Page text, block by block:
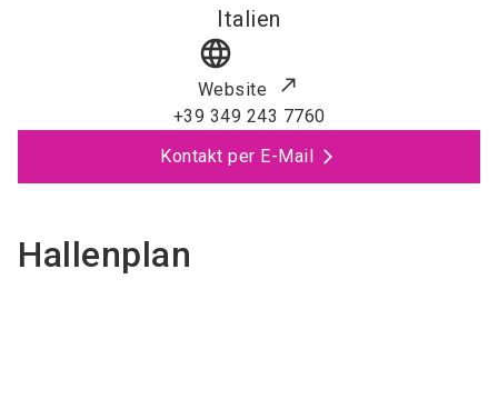
Italien
language
Website
+39 349 243 7760
Kontakt per E-Mail
Hallenplan